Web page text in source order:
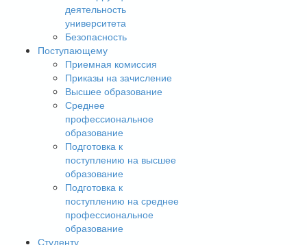
деятельность
университета
Безопасность
Поступающему
Приемная комиссия
Приказы на зачисление
Высшее образование
Среднее
профессиональное
образование
Подготовка к
поступлению на высшее
образование
Подготовка к
поступлению на среднее
профессиональное
образование
Студенту